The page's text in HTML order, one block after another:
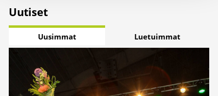
jaamme sosiaalisen median, mainosalan ja analytiikka-
sivustoamme. Kumppanimme voivat yhdistää näitä
tietoja muihin tietoihin, joita olet antanut heille tai joita on
kerätty, kun olet käyttänyt heidän palvelujaan. Tietoja
Uutiset
Uusimmat Luetuimmat